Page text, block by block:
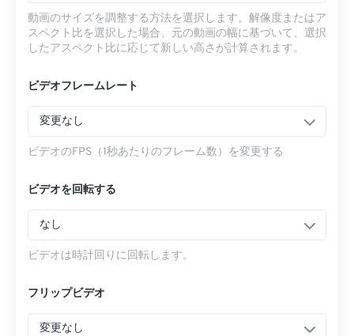
動画のサイズを調整する方法を選択します。解像度またはア
スペクト比を選択した場合、元の動画の幅に基づいて、選択
したアスペクト比に応じて新しい高さが計算されます。
ビデオフレームレート
変更なし
ビデオのFPS（1秒あたりのフレーム数）を変更する
ビデオを回転する
なし
ビデオは時計回りに回転します。
フリップビデオ
変更なし